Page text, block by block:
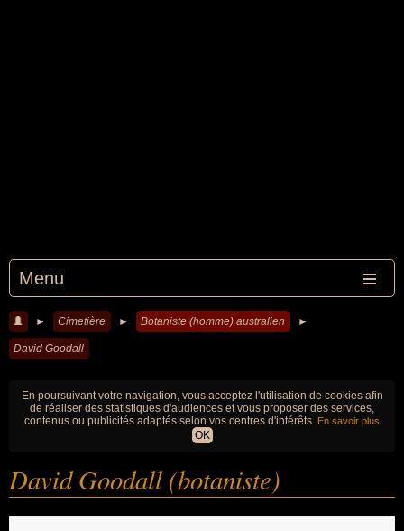
Menu
► Cimetière ► Botaniste (homme) australien ►
David Goodall
En poursuivant votre navigation, vous acceptez l'utilisation de cookies afin
de réaliser des statistiques d'audiences et vous proposer des services,
contenus ou publicités adaptés selon vos centres d'intérêts. En savoir plus
OK
David Goodall (botaniste)